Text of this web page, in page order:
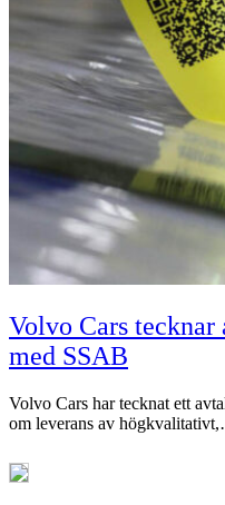
Volvo Cars tecknar
med SSAB
Volvo Cars har tecknat ett
om leverans av